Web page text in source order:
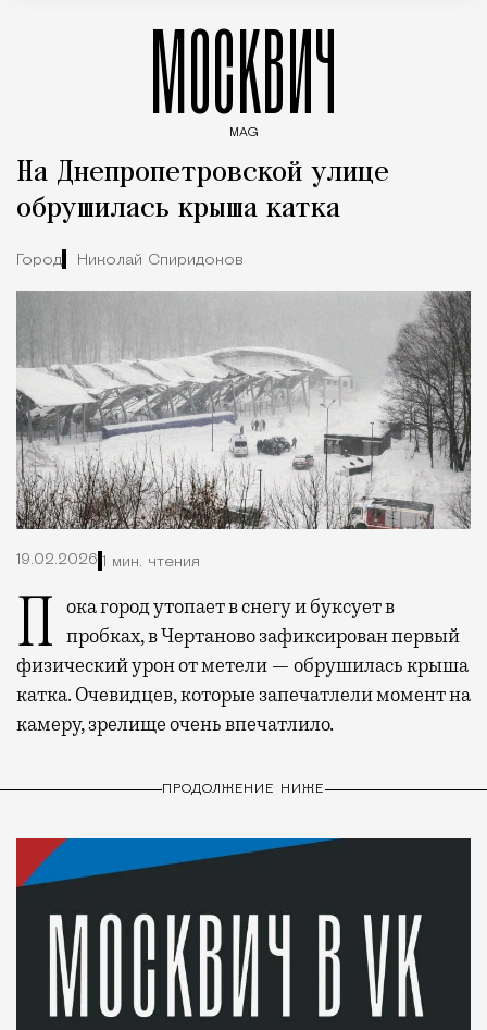
МОСКВИЧ
MAG
На Днепропетровской улице
обрушилась крыша катка
Город Николай Спиридонов
19.02.2026 1 мин. чтения
Пока город утопает в снегу и буксует в пробках, в Чертаново зафиксирован первый
физический урон от метели — обрушилась крыша
катка. Очевидцев, которые запечатлели момент на
камеру, зрелище очень впечатлило.
ПРОДОЛЖЕНИЕ НИЖЕ